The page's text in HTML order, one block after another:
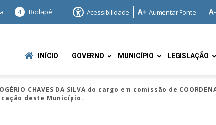
4 Rodapé Acessibilidade Aumentar Fonte
INÍCIO GOVERNO MUNICÍPIO LEGISLAÇÃO
CHAVES DA SILVA do cargo em comissão de
deste Município.